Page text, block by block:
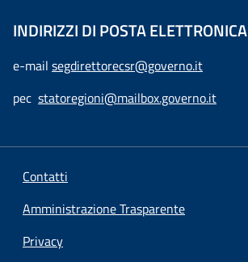
INDIRIZZI DI POSTA ELETTRONICA
e-mail segdirettorecsr@governo.it
pec statoregioni@mailbox.governo.it
Contatti
Amministrazione Trasparente
Privacy